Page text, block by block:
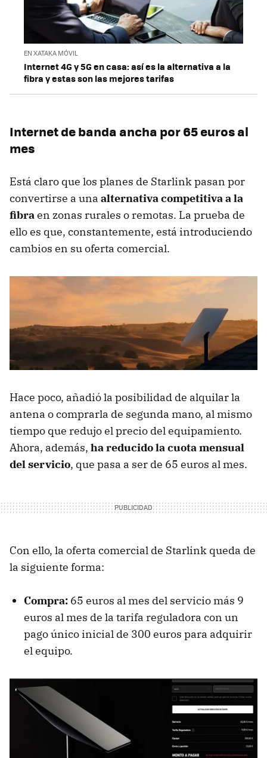
EN XATAKA MÓVIL
Internet 4G y 5G en casa: así es la alternativa a la
fibra y estas son las mejores tarifas
Internet de banda ancha por 65 euros al
mes
Está claro que los planes de Starlink pasan por
convertirse a una alternativa competitiva a la
fibra en zonas rurales o remotas. La prueba de
ello es que, constantemente, está introduciendo
cambios en su oferta comercial.
Hace poco, añadió la posibilidad de alquilar la
antena o comprarla de segunda mano, al mismo
tiempo que redujo el precio del equipamiento.
Ahora, además, ha reducido la cuota mensual
del servicio, que pasa a ser de 65 euros al mes.
Con ello, la oferta comercial de Starlink queda de
la siguiente forma:
Compra: 65 euros al mes del servicio más 9
euros al mes de la tarifa reguladora con un
pago único inicial de 300 euros para adquirir
el equipo.